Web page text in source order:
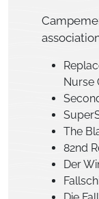
Nurse
The
82nd
Der